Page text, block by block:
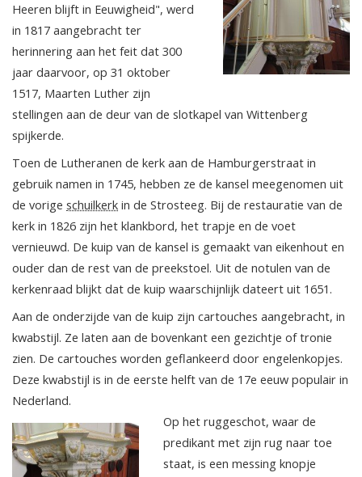
Heeren blijft in Eeuwigheid", werd
in 1817 aangebracht ter
herinnering aan het feit dat 300
jaar daarvoor, op 31 oktober
1517, Maarten Luther zijn
stellingen aan de deur van de slotkapel van Wittenberg
spijkerde.
Toen de Lutheranen de kerk aan de Hamburgerstraat in
gebruik namen in 1745, hebben ze de kansel meegenomen uit
de vorige schuilkerk in de Strosteeg. Bij de restauratie van de
kerk in 1826 zijn het klankbord, het trapje en de voet
vernieuwd. De kuip van de kansel is gemaakt van eikenhout en
ouder dan de rest van de preekstoel. Uit de notulen van de
kerkenraad blijkt dat de kuip waarschijnlijk dateert uit 1651.
Aan de onderzijde van de kuip zijn cartouches aangebracht, in
kwabstijl. Ze laten aan de bovenkant een gezichtje of tronie
zien. De cartouches worden geflankeerd door engelenkopjes.
Deze kwabstijl is in de eerste helft van de 17e eeuw populair in
Nederland.
Op het ruggeschot, waar de
predikant met zijn rug naar toe
staat, is een messing knopje